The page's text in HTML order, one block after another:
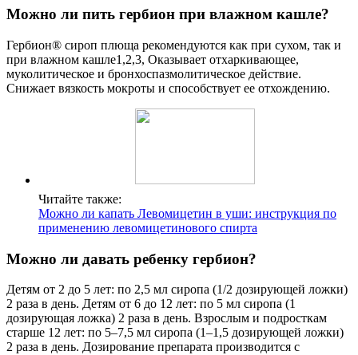
Можно ли пить гербион при влажном кашле?
Гербион® сироп плюща рекомендуются как при сухом, так и
при влажном кашле1,2,3, Оказывает отхаркивающее,
муколитическое и бронхоспазмолитическое действие.
Снижает вязкость мокроты и способствует ее отхождению.
Читайте также:
Можно ли капать Левомицетин в уши: инструкция по
применению левомицетинового спирта
Можно ли давать ребенку гербион?
Детям от 2 до 5 лет: по 2,5 мл сиропа (1/2 дозирующей ложки)
2 раза в день. Детям от 6 до 12 лет: по 5 мл сиропа (1
дозирующая ложка) 2 раза в день. Взрослым и подросткам
старше 12 лет: по 5–7,5 мл сиропа (1–1,5 дозирующей ложки)
2 раза в день. Дозирование препарата производится с